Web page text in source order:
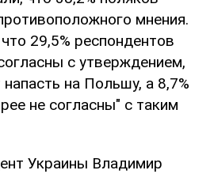
мнения.
29,5% респондентов
с утверждением,
на Польшу, а 8,7%
не согласны" с таким
Украины Владимир